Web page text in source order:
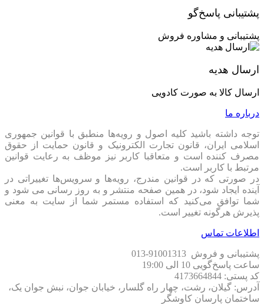
پشتیبانی پاسخ‌گو
پشتیبانی و مشاوره فروش
ارسال هدیه
ارسال کالا به صورت کادویی
درباره ما
توجه داشته باشید کلیه اصول و رویه‏‌ها منطبق با قوانین جمهوری
اسلامی ایران، قانون تجارت الکترونیک و قانون حمایت از حقوق
مصرف کننده است و متعاقبا کاربر نیز موظف به رعایت قوانین
مرتبط با کاربر است.
در صورتی که در قوانین مندرج، رویه‏‌ها و سرویس‏‌ها تغییراتی در
آینده ایجاد شود، در همین صفحه منتشر و به روز رسانی می شود و
شما توافق می‏‌کنید که استفاده مستمر شما از سایت به معنی
پذیرش هرگونه تغییر است.
اطلاعات تماس
پشتیبانی و فروش 91001313-013
ساعت پاسخ‌گویی 10 الی 19:00
کد پستی: 4173664844
آدرس: گیلان، رشت، چهار راه گلسار، خیابان جوان، نبش جوان یک،
ساختمان پارسان کاوشگر